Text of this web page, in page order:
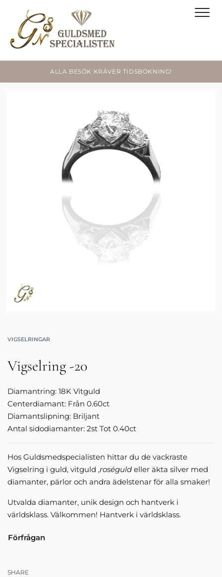
ALLA BESÖK KRÄVER TIDSBOKNING!
VIGSELRINGAR
Vigselring -20
Diamantring: 18K Vitguld
Centerdiamant: Från 0.60ct
Diamantslipning: Briljant
Antal sidodiamanter: 2st Tot 0.40ct
Hos Guldsmedspecialisten hittar du de vackraste
Vigselring i guld, vitguld ,roséguld eller äkta silver med
diamanter, pärlor och andra ädelstenar för alla smaker!
Utvalda diamanter, unik design och hantverk i
världsklass. Välkommen! Hantverk i världsklass.
Förfrågan
SHARE